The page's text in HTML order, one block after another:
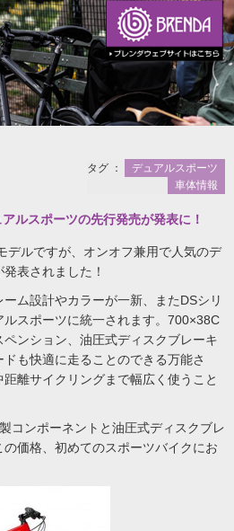
タグ ：
デュアルスポーツ
車体情報
ルスポーツの先行発売が発表に！
デルですが、オンオフ兼用で人気のデ
表されました！
ム設計やカラーが一新、またDSシリ
スポーツに統一されます。700×38C
ンション、油圧式ディスクブレーキ
も快適に走ることのできる万能さ
離サイクリングまで幅広く使うこと
コンポーネントと油圧式ディスクブレ
価格、初めてのスポーツバイクにお